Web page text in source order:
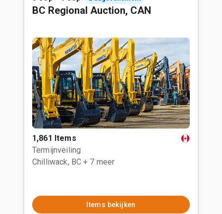
BC Regional Auction, CAN
1,861 Items
Termijnveiling
Chilliwack, BC + 7 meer
Items bekijken